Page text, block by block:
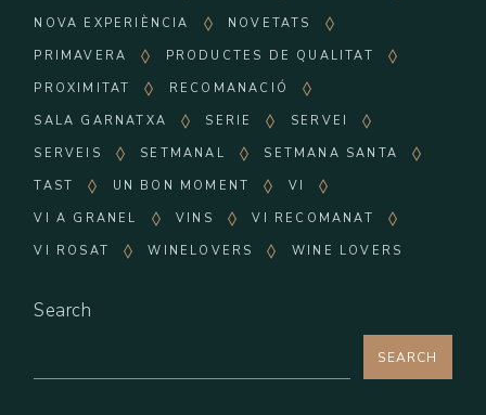
NOVA EXPERIÈNCIA
NOVETATS
PRIMAVERA
PRODUCTES DE QUALITAT
PROXIMITAT
RECOMANACIÓ
SALA GARNATXA
SERIE
SERVEI
SERVEIS
SETMANAL
SETMANA SANTA
TAST
UN BON MOMENT
VI
VI A GRANEL
VINS
VI RECOMANAT
VI ROSAT
WINELOVERS WINE LOVERS
Search
SEARCH